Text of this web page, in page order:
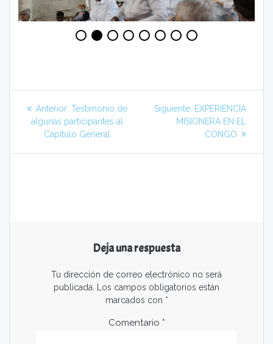
Navegación
entradas
Anterior: Entrada
anterior:
Testimonio de
algunas participantes al
Capítulo General
Siguiente: Siguiente
entrada:
EXPERIENCIA
MISIONERA EN EL
CONGO
Deja una respuesta
Tu dirección de correo electrónico no será
publicada.
Los campos obligatorios están
marcados con *
Comentario *